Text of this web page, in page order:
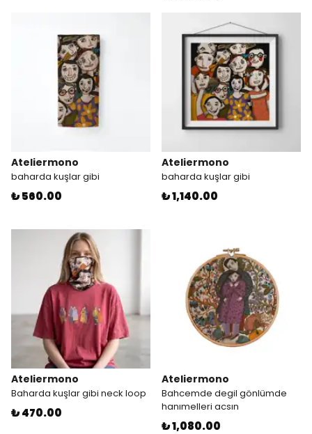
Ateliermono
baharda kuşlar gibi
₺ 560.00
Ateliermono
baharda kuşlar gibi
₺ 1,140.00
Ateliermono
Baharda kuşlar gibi neck loop
₺ 470.00
Ateliermono
Bahcemde degil gönlümde
hanımelleri acsın
₺ 1,080.00